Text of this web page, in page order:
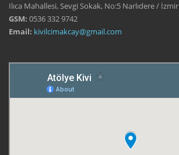
Ilıca Mahallesi, Sevgi Sokak, No:5 Narlıdere / İzmir
GSM: 0536 332 9742
Email: kivilcimakcay@gmail.com